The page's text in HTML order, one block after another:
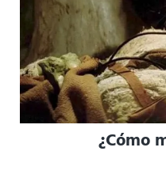
¿Cómo